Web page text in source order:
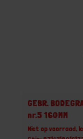
GEBR.
nr.5 160MM
Niet op voorraad,